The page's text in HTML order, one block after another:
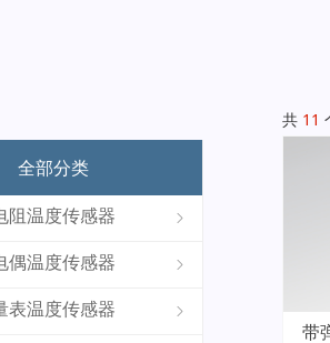
共 11
带
全部分类
ꁇ
阻温度传感器
ꁇ
偶温度传感器
ꁇ
表温度传感器